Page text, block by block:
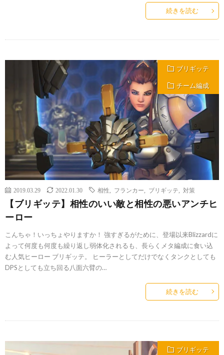
続きを読む
ブリギッテ
チーム編成
2019.03.29 2022.01.30 相性 フランカー ブリギッテ 対策
【ブリギッテ】相性のいい敵と相性の悪いアンチヒ
ーロー
こんちゃ！いっちょやりますか！ 強すぎるがために、登場以来Blizzardに
よって何度も何度も繰り返し弱体化されるも、長らくメタ編成に食い込
む人気ヒーロー ブリギッテ。 ヒーラーとしてだけでなくタンクとしても
DPSとしても立ち回る八面六臂の…
続きを読む
ブリギッテ